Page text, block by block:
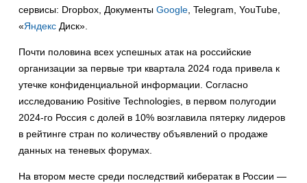
сервисы: Dropbox, Документы Google, Telegram, YouTube,
«Яндекс Диск».
Почти половина всех успешных атак на российские
организации за первые три квартала 2024 года привела к
утечке конфиденциальной информации. Согласно
исследованию Positive Technologies, в первом полугодии
2024-го Россия с долей в 10% возглавила пятерку лидеров
в рейтинге стран по количеству объявлений о продаже
данных на теневых форумах.
На втором месте среди последствий кибератак в России —